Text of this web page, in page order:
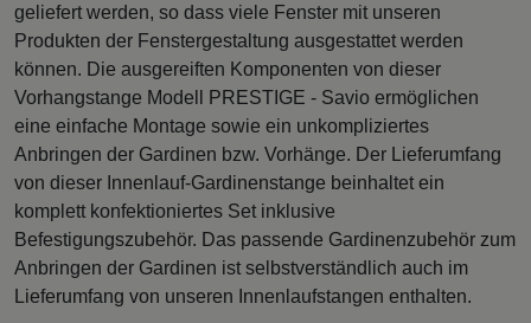
geliefert werden, so dass viele Fenster mit unseren
Produkten der Fenstergestaltung ausgestattet werden
können. Die ausgereiften Komponenten von dieser
Vorhangstange Modell PRESTIGE - Savio ermöglichen
eine einfache Montage sowie ein unkompliziertes
Anbringen der Gardinen bzw. Vorhänge. Der Lieferumfang
von dieser Innenlauf-Gardinenstange beinhaltet ein
komplett konfektioniertes Set inklusive
Befestigungszubehör. Das passende Gardinenzubehör zum
Anbringen der Gardinen ist selbstverständlich auch im
Lieferumfang von unseren Innenlaufstangen enthalten.